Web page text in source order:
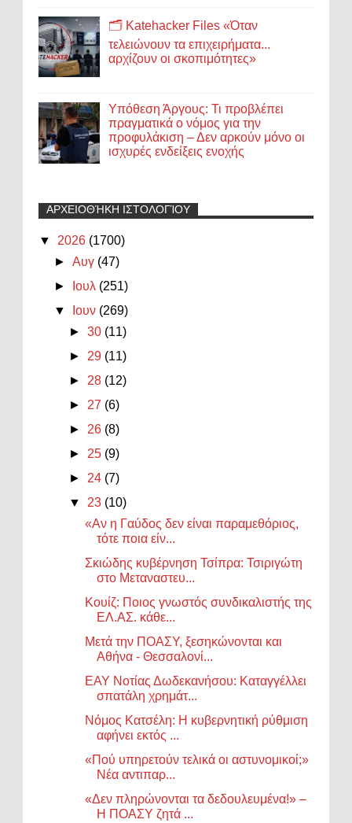
🗂️ Katehacker Files «Όταν
τελειώνουν τα επιχειρήματα...
αρχίζουν οι σκοπιμότητες»
Υπόθεση Άργους: Τι προβλέπει
πραγματικά ο νόμος για την
προφυλάκιση – Δεν αρκούν μόνο οι
ισχυρές ενδείξεις ενοχής
ΑΡΧΕΙΟΘΉΚΗ ΙΣΤΟΛΟΓΊΟΥ
▼ 2026 (1700)
►Αυγ (47)
►
Ιουλ (251)
▼
Ιουν (269)
►30 (11)
► 29 (11)
► 28 (12)
► 27 (6)
► 26 (8)
► 25 (9)
► 24 (7)
▼ 23 (10)
«Αν η Γαύδος δεν είναι παραμεθόριος,
τότε ποια είν...
Σκιώδης κυβέρνηση Τσίπρα: Τσιριγώτη
στο Μεταναστευ...
Κουίζ: Ποιος γνωστός συνδικαλιστής της
ΕΛ.ΑΣ. κάθε...
Μετά την ΠΟΑΣΥ, ξεσηκώνονται και
Αθήνα - Θεσσαλονί...
ΕΑΥ Νοτίας Δωδεκανήσου: Καταγγέλλει
σπατάλη χρημάτ...
Νόμος Κατσέλη: Η κυβερνητική ρύθμιση
αφήνει εκτός ...
«Πού υπηρετούν τελικά οι αστυνομικοί;»
Νέα αντιπαρ...
«Δεν πληρώνονται τα δεδουλευμένα!» –
Η ΠΟΑΣΥ ζητά ...